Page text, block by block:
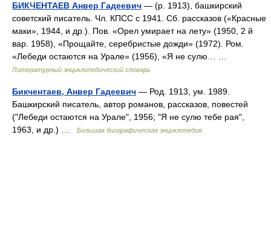
БИКЧЕНТАЕВ Анвер Гадеевич — (р. 1913), башкирский
советский писатель. Чл. КПСС с 1941. Сб. рассказов («Красные
маки», 1944, и др.). Пов. «Орел умирает на лету» (1950, 2 й
вар. 1958), «Прощайте, серебристые дожди» (1972). Ром.
«Лебеди остаются на Урале» (1956), «Я не сулю… …
Литературный энциклопедический словарь
Бикчентаев, Анвер Гадеевич — Род. 1913, ум. 1989.
Башкирский писатель, автор романов, рассказов, повестей
("Лебеди остаются на Урале", 1956; "Я не сулю тебе рая",
1963, и др.) …
Большая биографическая энциклопедия